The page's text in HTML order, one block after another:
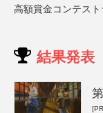
高額賞金コンテスト
結果発表